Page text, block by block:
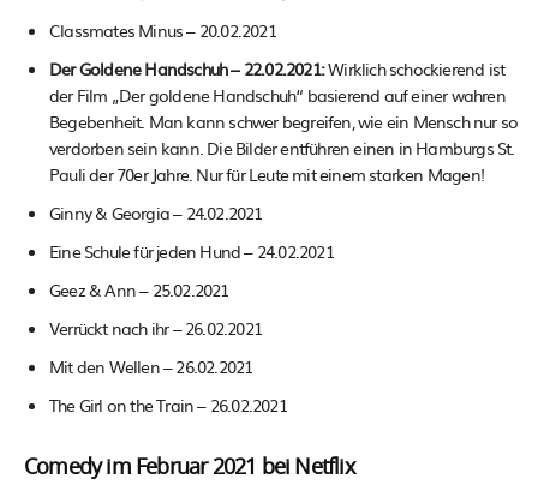
Classmates Minus – 20.02.2021
Der Goldene Handschuh – 22.02.2021:Wirklich schockierend ist
der Film „Der goldene Handschuh“ basierend auf einer wahren
Begebenheit. Man kann schwer begreifen, wie ein Mensch nur so
verdorben sein kann. Die Bilder entführen einen in Hamburgs St.
Pauli der 70er Jahre. Nur für Leute mit einem starken Magen!
Ginny & Georgia – 24.02.2021
Eine Schule für jeden Hund – 24.02.2021
Geez & Ann – 25.02.2021
Verrückt nach ihr – 26.02.2021
Mit den Wellen – 26.02.2021
The Girl on the Train – 26.02.2021
Comedy im Februar 2021 bei Netflix